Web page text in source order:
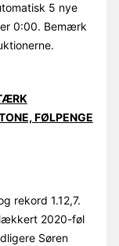
5 nye
0:00. Bemærk
FØLPENGE
rekord 1.12,7.
2020-føl
Søren